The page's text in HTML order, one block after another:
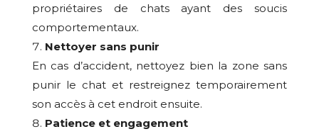
propriétaires de chats ayant des soucis
comportementaux.
Nettoyer sans punir
En cas d’accident, nettoyez bien la zone sans
punir le chat et restreignez temporairement
son accès à cet endroit ensuite.
Patience et engagement